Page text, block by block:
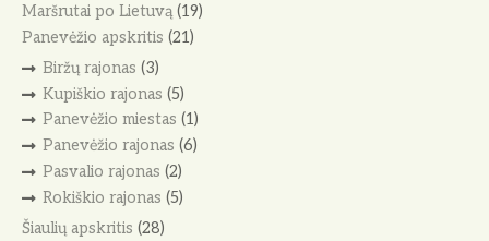
Maršrutai po Lietuvą(19)
Panevėžio apskritis (21)
Biržų rajonas (3)
Kupiškio rajonas (5)
Panevėžio miestas (1)
Panevėžio rajonas (6)
Pasvalio rajonas (2)
Rokiškio rajonas (5)
Šiaulių apskritis (28)